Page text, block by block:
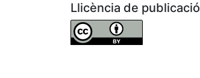
Llicència de publicació